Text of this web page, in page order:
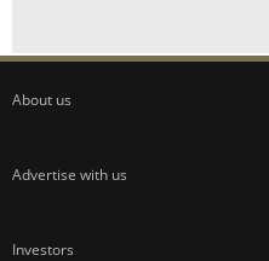
About us
Advertise with us
Investors